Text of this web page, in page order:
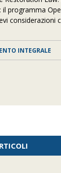
programma
considerazioni
INTEGRALE